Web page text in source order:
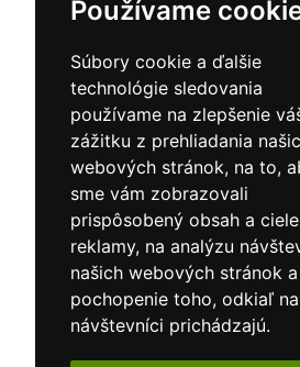
Používame
Súbory cookie a ďalšie
technológie sledovania
používame na zlepšenie
zážitku z prehliadania
webových stránok, na to,
sme vám zobrazovali
prispôsobený obsah a
reklamy, na analýzu
našich webových stránok a
pochopenie toho, odkiaľ
návštevníci prichádzajú.
Nástroje pre autookná
Automatické nabíjačky
Automatické
automatickým štartom
Nabíjačky/Štartéry s
automatickým
Dielenské nabíjačky
pojazdné
Mikroprocesorové
Dielenské nabíjačky
Nástroje pre servis motorov
Kliešte pre
Svorky na krúžky
Nástroje na
Kľúče na sviečky
Meller-Tools
Skrinky na náradie